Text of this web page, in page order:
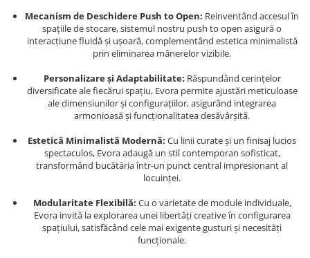
Mecanism de Deschidere Push to Open: Reinventând accesul în
spațiile de stocare, sistemul nostru push to open asigură o
interacțiune fluidă și ușoară, complementând estetica minimalistă
prin eliminarea mânerelor vizibile.
Personalizare și Adaptabilitate: Răspundând cerințelor
diversificate ale fiecărui spațiu, Evora permite ajustări meticuloase
ale dimensiunilor și configurațiilor, asigurând integrarea
armonioasă și funcționalitatea desăvârșită.
Estetică Minimalistă Modernă: Cu linii curate și un finisaj lucios
spectaculos, Evora adaugă un stil contemporan sofisticat,
transformând bucătăria într-un punct central impresionant al
locuinței.
Modularitate Flexibilă: Cu o varietate de module individuale,
Evora invită la explorarea unei libertăți creative în configurarea
spațiului, satisfăcând cele mai exigente gusturi și necesități
funcționale.